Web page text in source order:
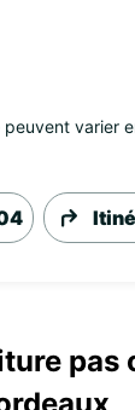
varier
pas